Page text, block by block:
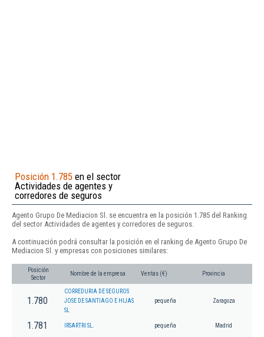
Posición 1.785 en el sector
Actividades de agentes y
corredores de seguros
Agento Grupo De Mediacion Sl. se encuentra en la posición 1.785 del Ranking
del sector Actividades de agentes y corredores de seguros.
A continuación podrá consultar la posición en el ranking de Agento Grupo De
Mediacion Sl. y empresas con posiciones similares:
Posición
Sector
Nombre de la empresa Ventas (€) Provincia
1.780
CORREDURIA DE SEGUROS
JOSE DE SANTIAGO E HIJAS
SL
pequeña Zaragoza
1.781 IRSARTRI SL. pequeña Madrid